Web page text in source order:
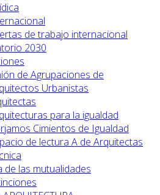
de trabajo internacional
2030
de Agrupaciones de
Urbanistas
para la igualdad
Cimientos de Igualdad
de lectura A de Arquitectas
de las mutualidades